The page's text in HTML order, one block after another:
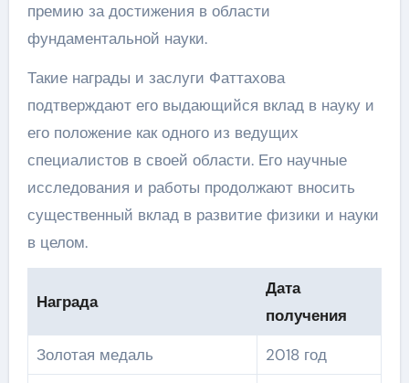
премию за достижения в области
фундаментальной науки.
Такие награды и заслуги Фаттахова
подтверждают его выдающийся вклад в науку и
его положение как одного из ведущих
специалистов в своей области. Его научные
исследования и работы продолжают вносить
существенный вклад в развитие физики и науки
в целом.
Награда
Дата
получения
Золотая медаль
2018 год